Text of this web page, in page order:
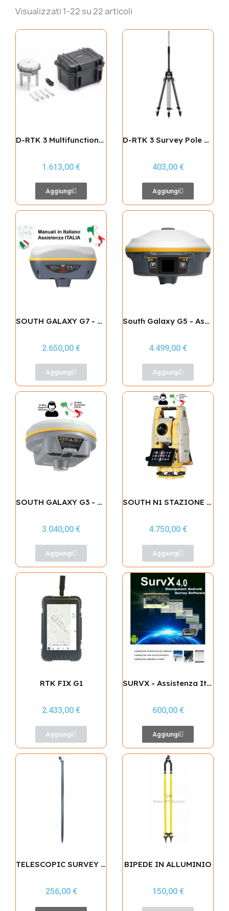
Visualizzati 1-22 su 22 articoli
D-RTK 3 Multifunctional Station
1.613,00 €
Aggiungi
D-RTK 3 Survey Pole and Tripod Kit
403,00 €
Aggiungi
SOUTH GALAXY G7 - ASSISTENZA ITALIA
2.650,00 €
Aggiungi
South Galaxy G5 - Assistenza Italia
4.499,00 €
Aggiungi
SOUTH GALAXY G3 - ASSISTENZA ITALIA
3.040,00 €
Aggiungi
SOUTH N1 STAZIONE TOTALE - 2000M NOPRISM
4.750,00 €
Aggiungi
RTK FIX G1
2.433,00 €
Aggiungi
SURVX - Assistenza Italia
600,00 €
Aggiungi
TELESCOPIC SURVEY POLE (CARBONIO)
256,00 €
BIPEDE IN ALLUMINIO
150,00 €